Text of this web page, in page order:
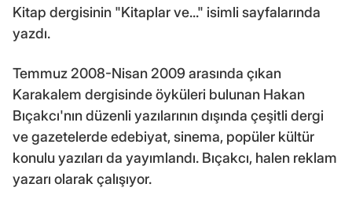
Kitap dergisinin "Kitaplar ve..." isimli sayfalarında
yazdı.
Temmuz 2008-Nisan 2009 arasında çıkan
Karakalem dergisinde öyküleri bulunan Hakan
Bıçakcı'nın düzenli yazılarının dışında çeşitli dergi
ve gazetelerde edebiyat, sinema, popüler kültür
konulu yazıları da yayımlandı. Bıçakcı, halen reklam
yazarı olarak çalışıyor.